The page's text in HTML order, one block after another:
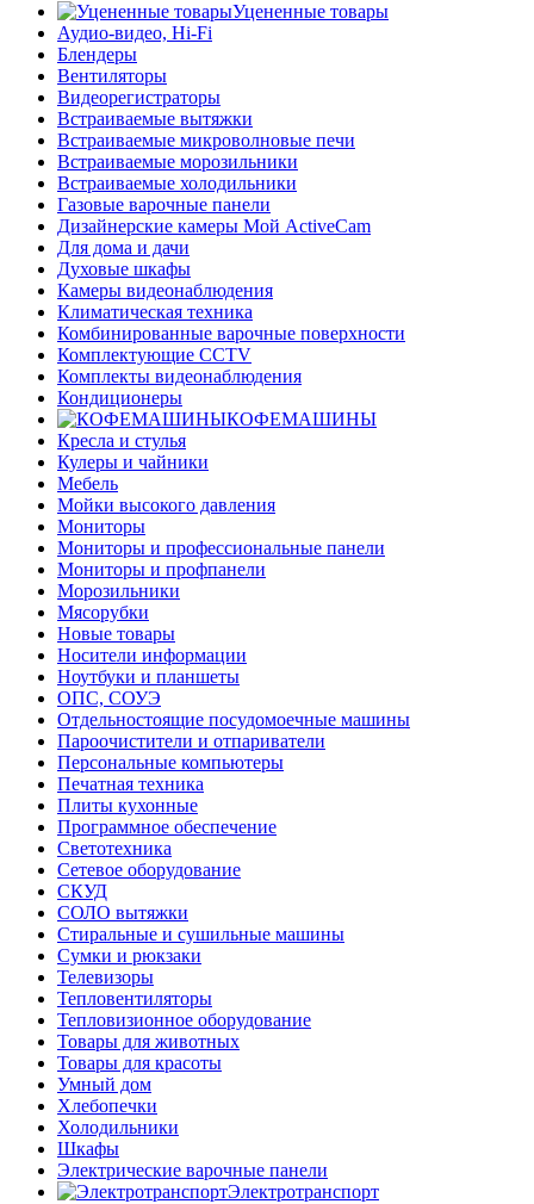
Уцененные товары
Аудио-видео, Hi-Fi
Блендеры
Вентиляторы
Видеорегистраторы
Встраиваемые вытяжки
Встраиваемые микроволновые печи
Встраиваемые морозильники
Встраиваемые холодильники
Газовые варочные панели
Дизайнерские камеры Мой ActiveCam
Для дома и дачи
Духовые шкафы
Камеры видеонаблюдения
Климатическая техника
Комбинированные варочные поверхности
Комплектующие CCTV
Комплекты видеонаблюдения
Кондиционеры
КОФЕМАШИНЫ
Кресла и стулья
Кулеры и чайники
Мебель
Мойки высокого давления
Мониторы
Мониторы и профессиональные панели
Мониторы и профпанели
Морозильники
Мясорубки
Новые товары
Носители информации
Ноутбуки и планшеты
ОПС, СОУЭ
Отдельностоящие посудомоечные машины
Пароочистители и отпариватели
Персональные компьютеры
Печатная техника
Плиты кухонные
Программное обеспечение
Светотехника
Сетевое оборудование
СКУД
СОЛО вытяжки
Стиральные и сушильные машины
Сумки и рюкзаки
Телевизоры
Тепловентиляторы
Тепловизионное оборудование
Товары для животных
Товары для красоты
Умный дом
Хлебопечки
Холодильники
Шкафы
Электрические варочные панели
Электротранспорт